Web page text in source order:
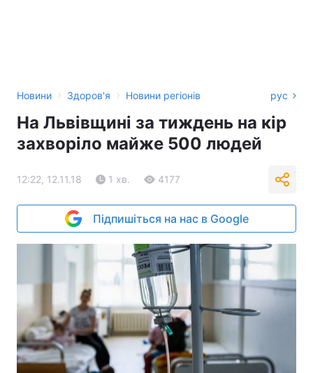
Новини › Здоров'я › Новини регіонів рус
На Львівщині за тиждень на кір
захворіло майже 500 людей
12:22, 12.11.18 1 хв. 4177
Підпишіться на нас в Google